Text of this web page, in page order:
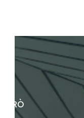
Mọi thành